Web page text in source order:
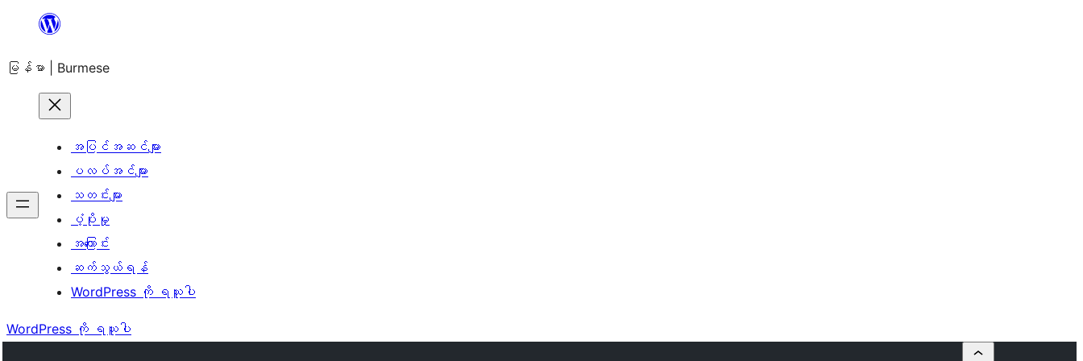
အကြောင်းအရာ
ကျော်သွား
မြန်မာ | Burmese
အပြင်အဆင်များ
ပလပ်အင်များ
သတင်းများ
ပံ့ပိုးမှု
အကြောင်း
ဆက်သွယ်ရန်
WordPress ကို ရယူပါ
WordPress ကို ရယူပါ